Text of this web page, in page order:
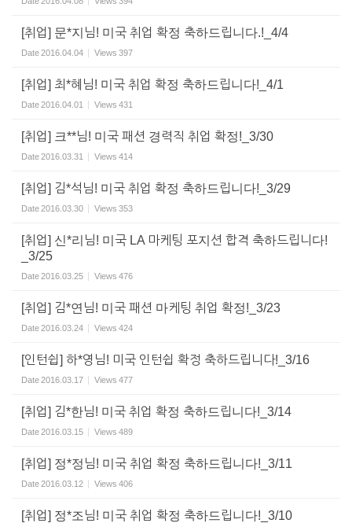
[취업] 문*지님! 미국 취업 확정 축하드립니다.!_4/4
Date2016.04.04 Views 397
[취업] 최*혜님! 미국 취업 확정 축하드립니다!_4/1
Date2016.04.01 Views 431
[취업] 크**님! 미국 패션 경력직 취업 확정!_3/30
Date2016.03.31 Views 414
[취업] 김*석님! 미국 취업 확정 축하드립니다!_3/29
Date2016.03.30 Views 353
[취업] 신*리님! 미국 LA 마케팅 포지션 합격 축하드립니다!
_3/25
Date2016.03.25 Views 476
[취업] 김*연님! 미국 패션 마케팅 취업 확정!_3/23
Date2016.03.24 Views 424
[인턴쉽] 하*영님! 미국 인턴쉽 확정 축하드립니다!_3/16
Date2016.03.17 Views 477
[취업] 김*한님! 미국 취업 확정 축하드립니다!_3/14
Date2016.03.15 Views 489
[취업] 정*정님! 미국 취업 확정 축하드립니다!_3/11
Date2016.03.12 Views 406
[취업] 정*조님! 미국 취업 확정 축하드립니다!_3/10